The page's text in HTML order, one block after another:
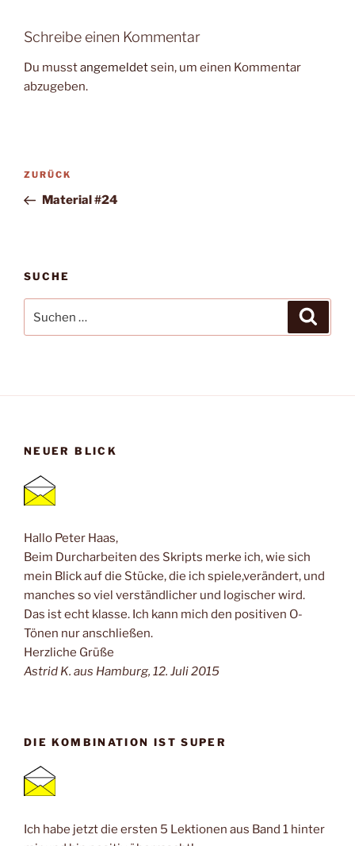
Schreibe einen Kommentar
Du musstangemeldetsein, um einen Kommentar
abzugeben.
Beitragsnavigation
Vorheriger
Beitrag
ZURÜCK
Material #24
SUCHE
nach:
NEUER BLICK
Hallo Peter Haas,
Beim Durcharbeiten des Skripts merke ich, wie sich
mein Blick auf die Stücke, die ich spiele,verändert, und
manches so viel verständlicher und logischer wird.
Das ist echt klasse. Ich kann mich den positiven O-
Tönen nur anschließen.
Herzliche Grüße
Astrid K. aus Hamburg, 12. Juli 2015
DIE KOMBINATION IST SUPER
Ich habe jetzt die ersten 5 Lektionen aus Band 1 hinter